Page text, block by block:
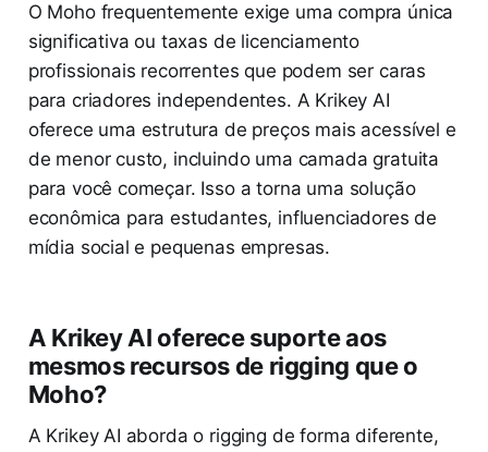
O Moho frequentemente exige uma compra única
significativa ou taxas de licenciamento
profissionais recorrentes que podem ser caras
para criadores independentes. A Krikey AI
oferece uma estrutura de preços mais acessível e
de menor custo, incluindo uma camada gratuita
para você começar. Isso a torna uma solução
econômica para estudantes, influenciadores de
mídia social e pequenas empresas.
A Krikey AI oferece suporte aos
mesmos recursos de rigging que o
Moho?
A Krikey AI aborda o rigging de forma diferente,